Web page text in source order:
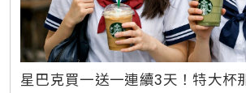
星巴克買一送一連續3天！特大杯